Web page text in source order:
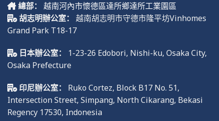
總部：
越南河內市懷德區達所鄉達所工業園區
胡志明辦公室：
越南胡志明市守德市隆平坊Vinhomes
Grand Park T18-17
日本辦公室：
1-23-26 Edobori, Nishi-ku, Osaka City,
Osaka Prefecture
印尼辦公室： Ruko Cortez, Block B17 No. 51,
Intersection Street, Simpang, North Cikarang, Bekasi
Regency 17530, Indonesia